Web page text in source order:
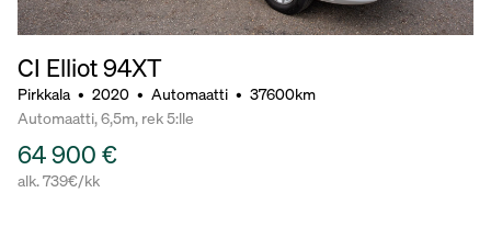
CI Elliot 94XT
Pirkkala • 2020 • Automaatti • 37600km
Automaatti, 6,5m, rek 5:lle
64 900 €
alk. 739€/kk